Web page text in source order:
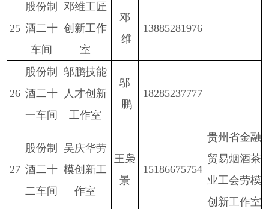
25
股份制
酒二十
车间
邓维工匠
创新工作
室
邓
维
13885281976
26
股份制
酒二十
一车间
邬鹏技能
人才创新
工作室
邬
鹏
18285237777
27
股份制
酒二十
二车间
吴庆华劳
模创新工
作室
王枭
景
15186675754
贵州省金融
贸易烟酒茶
业工会劳模
创新工作室